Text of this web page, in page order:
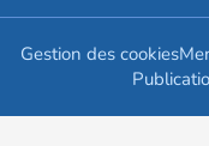
Gestion des cookies